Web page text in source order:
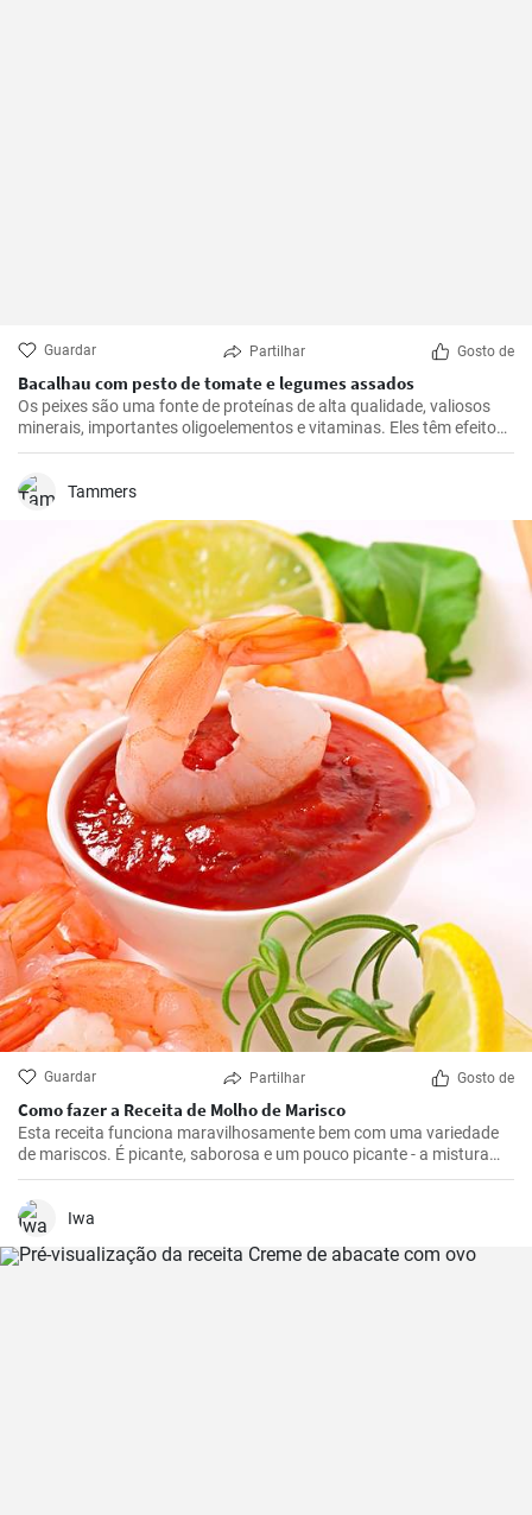
Guardar Partilhar Gosto de
Bacalhau com pesto de tomate e legumes assados
Os peixes são uma fonte de proteínas de alta qualidade, valiosos
minerais, importantes oligoelementos e vitaminas. Eles têm efeitos
benéficos no sistema cardiovascular e são recomendados para
este nosso almoço rápido.
Tammers
Guardar Partilhar Gosto de
Como fazer a Receita de Molho de Marisco
Esta receita funciona maravilhosamente bem com uma variedade
de mariscos. É picante, saborosa e um pouco picante - a mistura
certa para realçar os deliciosos sabores do marisco.
Iwa